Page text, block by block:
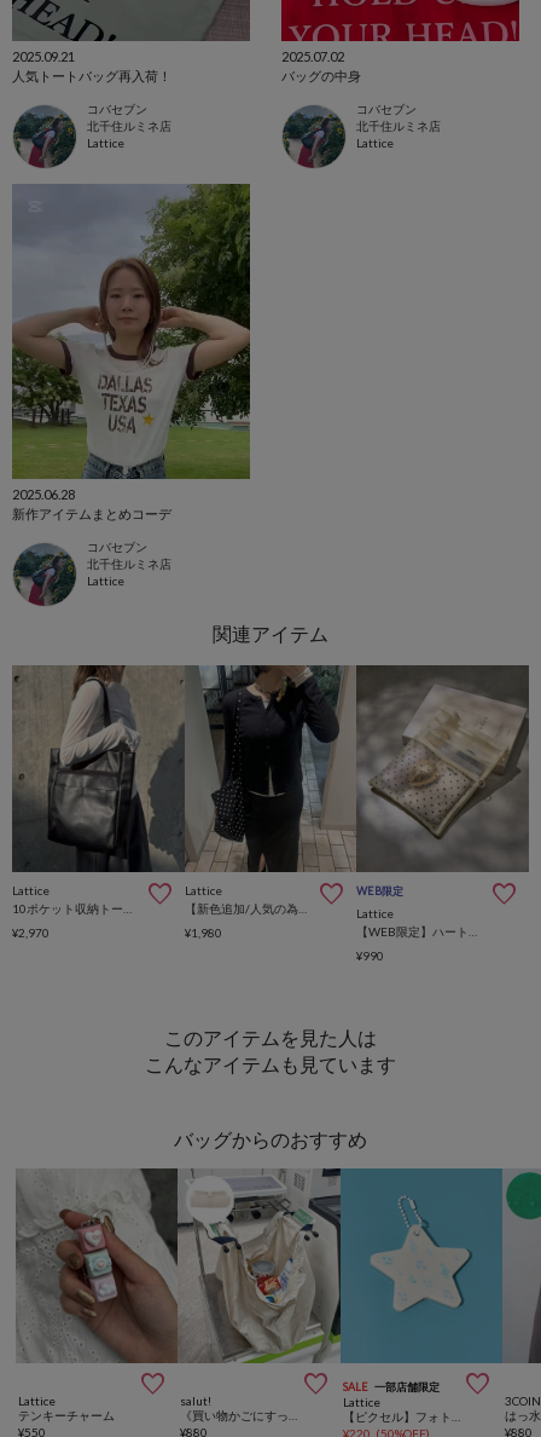
2025.09.21
人気トートバッグ再入荷！
コバセブン
北千住ルミネ店
Lattice
2025.07.02
バッグの中身
コバセブン
北千住ルミネ店
Lattice
2025.06.28
新作アイテムまとめコーデ
コバセブン
北千住ルミネ店
Lattice
Lattice
¥2,970
Lattice
【新色追加/人気の為再入荷】ドットトートバッグ
¥1,980
WEB限定
Lattice
¥990
このアイテムを見た人は
こんなアイテムも見ています
バッグからのおすすめ

Lattice
テンキーチャーム
¥550

salut!
¥880
SALE 一部店舗限定 
Lattice
¥220 (50%OFF)
はっ
¥880